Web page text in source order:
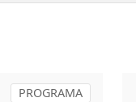
PROGRAMA